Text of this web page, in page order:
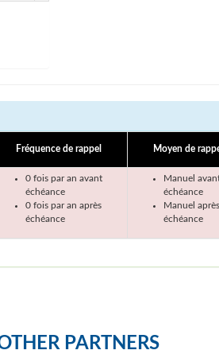
Fréquence de rappel Moyen de
0 fois par an avant
échéance
0 fois par an après
échéance
Manuel
échéance
Manuel après
échéance
PARTNERS